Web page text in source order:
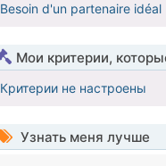
Besoin d'un partenaire idéal
Мои критерии,
Критерии не настроены
Узнать меня лучше